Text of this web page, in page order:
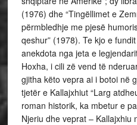
(1976) dhe “Tingëllimet e
përmbledhje me pjesë
qeshur” (1978). Te kjo e
anekdota nga jeta e
Hoxha, i cili zë vend të
gjitha këto vepra ai i botoi në
tjetër e Kallajxhiut “Larg
roman historik, ka mbetur e
Njeriu dhe veprat – Kallajxhiu